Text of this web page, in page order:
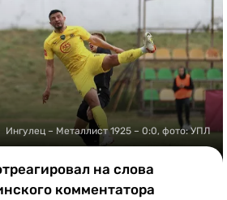
Ингулец – Металлист 1925 – 0:0, фото: УПЛ
на слова
комментатора